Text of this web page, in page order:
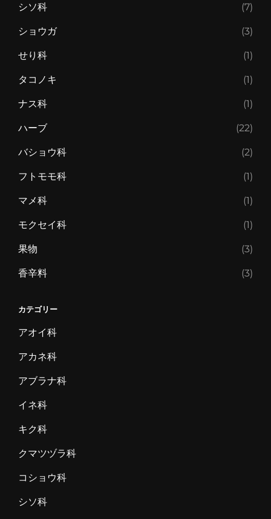
シソ科 (7)
ショウガ (3)
せり科 (1)
タコノキ (1)
ナス科 (1)
ハーブ (22)
バショウ科 (2)
フトモモ科 (1)
マメ科 (1)
モクセイ科 (1)
果物 (3)
香辛料 (3)
カテゴリー
アオイ科
アカネ科
アブラナ科
イネ科
キク科
クマツヅラ科
コショウ科
シソ科